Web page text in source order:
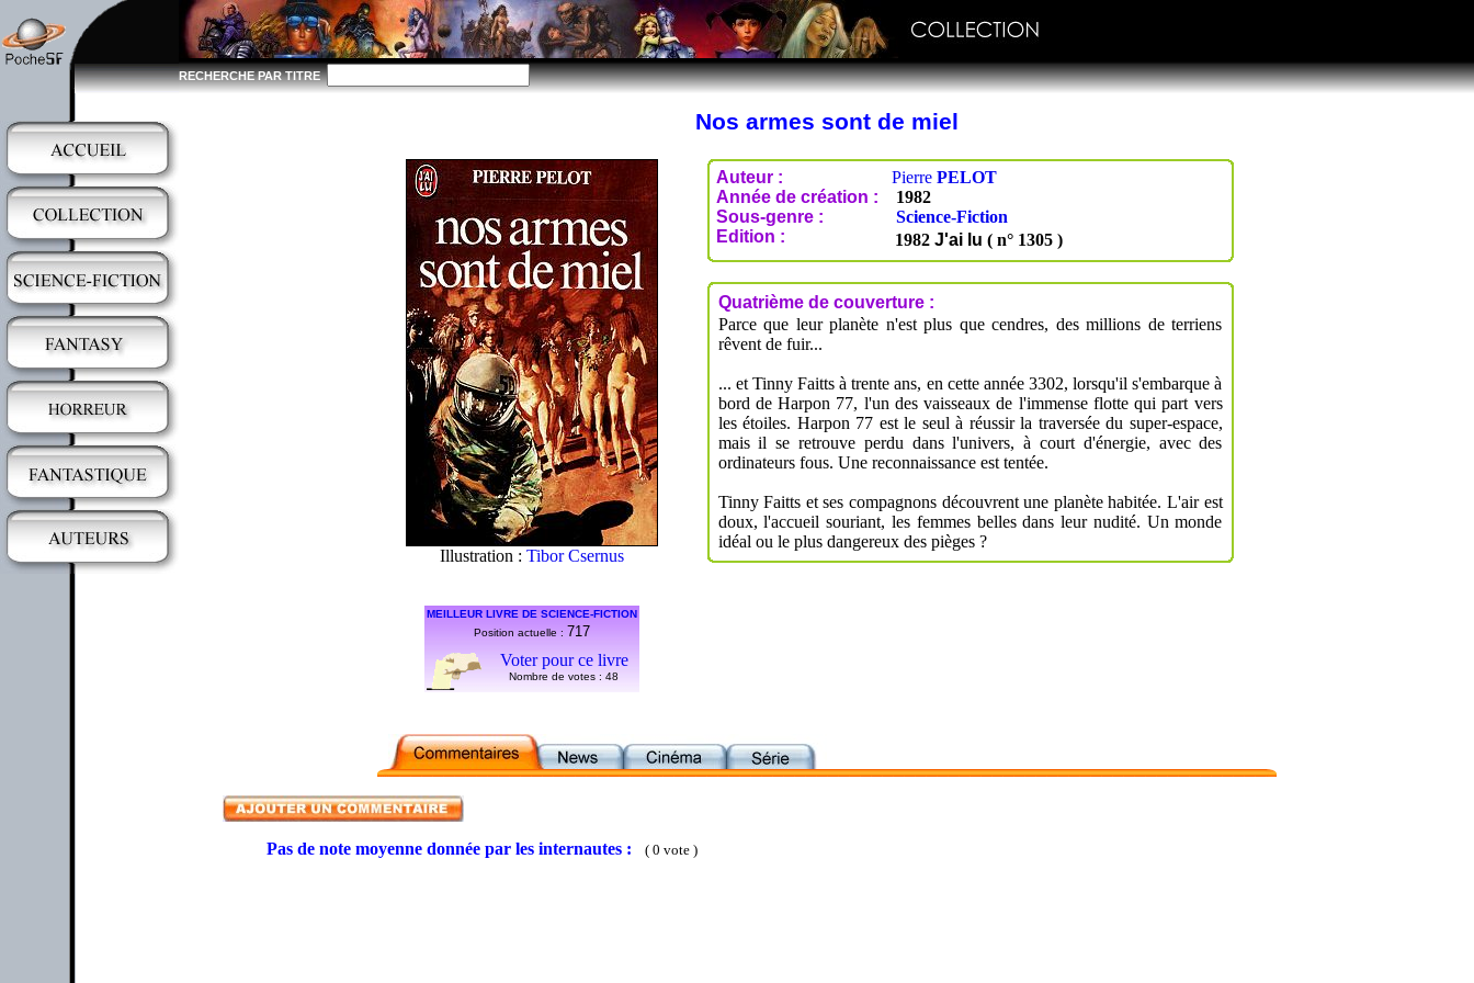
RECHERCHE PAR TITRE
Nos armes sont de miel
Illustration : Tibor Csernus
MEILLEUR LIVRE DE SCIENCE-FICTION
Position actuelle : 717
Voter pour ce livre
Nombre de votes : 48
Auteur : Pierre PELOT
Année de création :
1982
Sous-genre :
Science-Fiction
Edition :
1982 J'ai lu ( n° 1305 )
Quatrième de couverture :
Parce que leur planète n'est plus que cendres, des millions de terriens
rêvent de fuir...
... et Tinny Faitts à trente ans, en cette année 3302, lorsqu'il s'embarque à
bord de Harpon 77, l'un des vaisseaux de l'immense flotte qui part vers
les étoiles. Harpon 77 est le seul à réussir la traversée du super-espace,
mais il se retrouve perdu dans l'univers, à court d'énergie, avec des
ordinateurs fous. Une reconnaissance est tentée.
Tinny Faitts et ses compagnons découvrent une planète habitée. L'air est
doux, l'accueil souriant, les femmes belles dans leur nudité. Un monde
idéal ou le plus dangereux des pièges ?
Pas de note moyenne donnée par les internautes : ( 0 vote )